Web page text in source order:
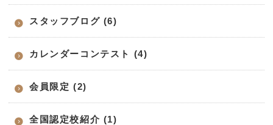
スタッフブログ (6)
カレンダーコンテスト (4)
会員限定 (2)
全国認定校紹介 (1)